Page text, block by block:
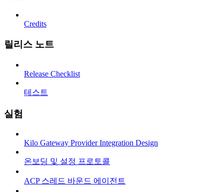
Credits
릴리스 노트
Release Checklist
테스트
실험
Kilo Gateway Provider Integration Design
온보딩 및 설정 프로토콜
ACP 스레드 바운드 에이전트